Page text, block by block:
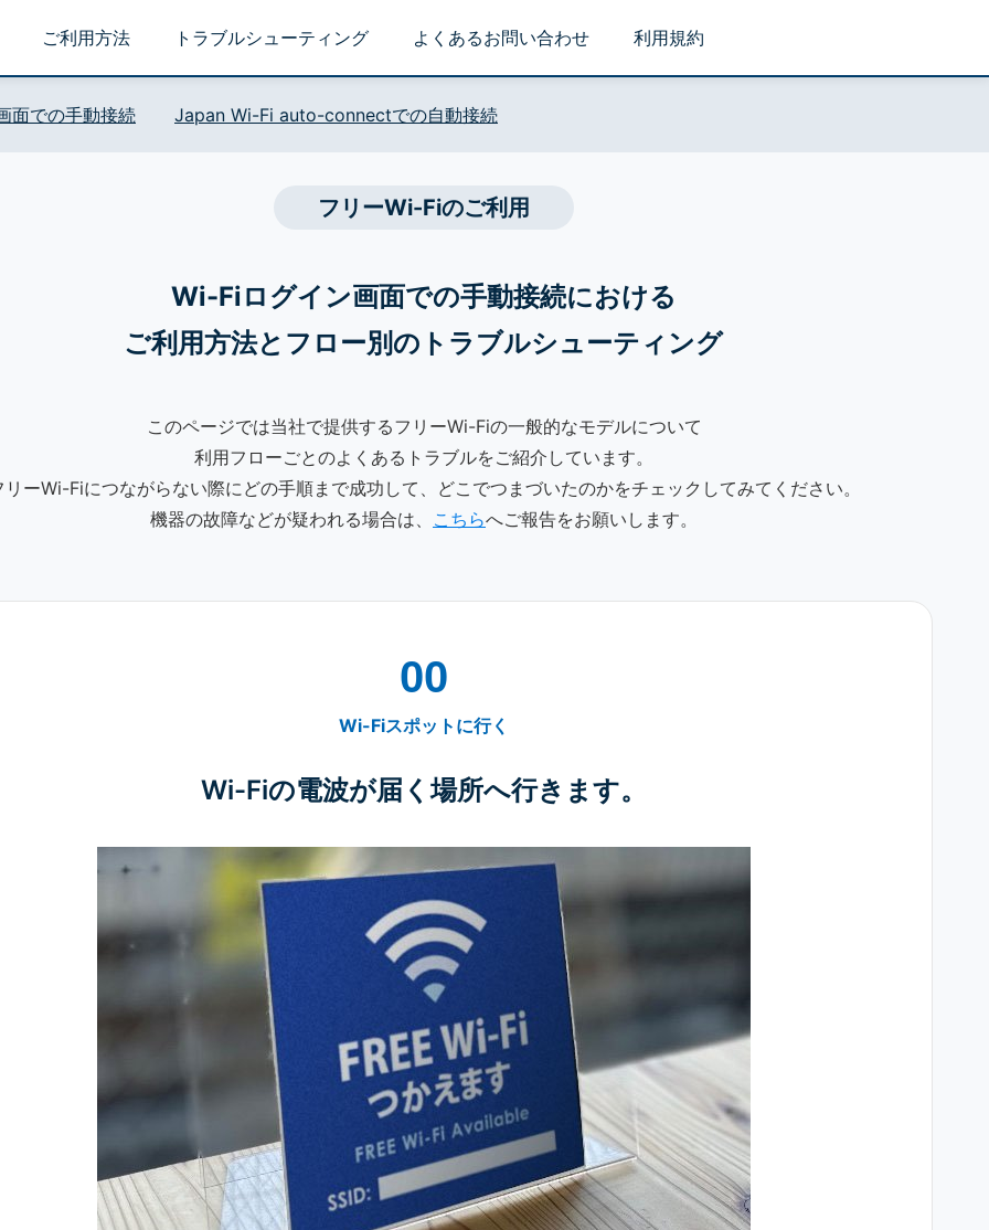
ご利用方法 トラブルシューティング よくあるお問い合わせ 利用規約
面での手動接続 Japan Wi-Fi auto-connectでの自動接続
フリーWi-Fiのご利用
Wi-Fiログイン画面での手動接続における
ご利用方法とフロー別のトラブルシューティング
このページでは当社で提供するフリーWi-Fiの一般的なモデルについて
利用フローごとのよくあるトラブルをご紹介しています。
リーWi-Fiにつながらない際にどの手順まで成功して、どこでつまづいたのかをチェックしてみてください。
機器の故障などが疑われる場合は、 こちらへご報告をお願いします。
00
Wi-Fiスポットに行く
Wi-Fiの電波が届く場所へ行きます。